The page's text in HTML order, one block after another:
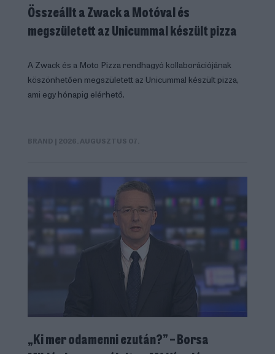
Összeállt a Zwack a Motóval és
megszületett az Unicummal készült pizza
A Zwack és a Moto Pizza rendhagyó kollaborációjának
köszönhetően megszületett az Unicummal készült pizza,
ami egy hónapig elérhető.
BRAND | 2026. AUGUSZTUS 07.
„Ki mer odamenni ezután?” – Borsa